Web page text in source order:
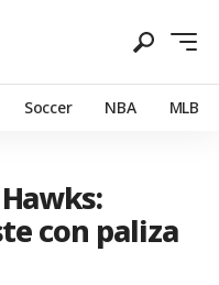
Soccer NBA MLB
con paliza